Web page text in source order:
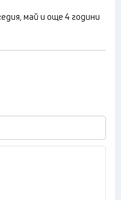
май и още 4 години